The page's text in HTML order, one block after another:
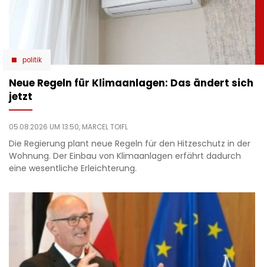
politik
Neue Regeln für Klimaanlagen: Das ändert sich
jetzt
05.08.2026 UM 13:50, MARCEL TOIFL
Die Regierung plant neue Regeln für den Hitzeschutz in der
Wohnung. Der Einbau von Klimaanlagen erfährt dadurch
eine wesentliche Erleichterung.